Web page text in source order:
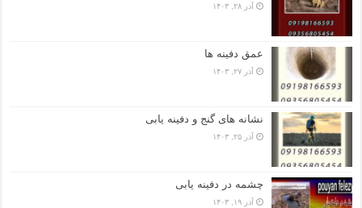
آذر ۲۸, ۱۴۰۳
عمق دفینه ها
آذر ۲۷, ۱۴۰۳
نشانه های گنج و دفینه یابی
آذر ۲۵, ۱۴۰۳
چشمه در دفینه یابی
آذر ۱۹, ۱۴۰۳